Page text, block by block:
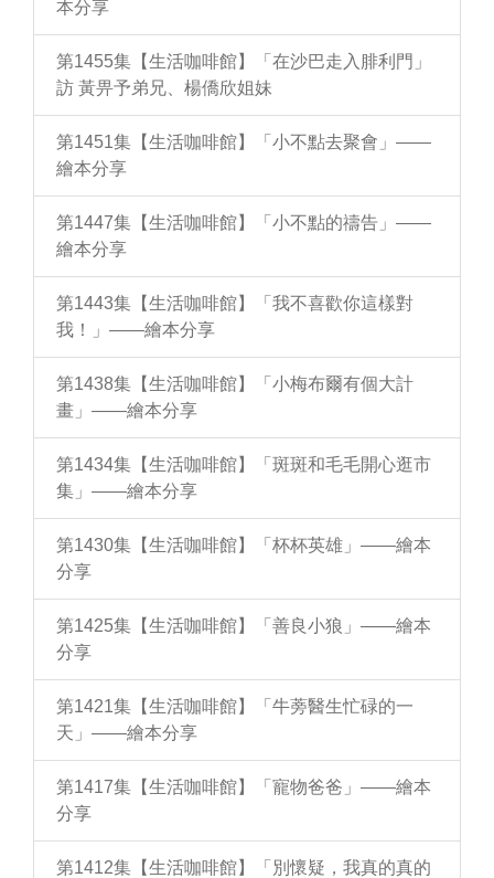
本分享
第1455集【生活咖啡館】「在沙巴走入腓利門」
訪 黃畀予弟兄、楊僑欣姐妹
第1451集【生活咖啡館】「小不點去聚會」——
繪本分享
第1447集【生活咖啡館】「小不點的禱告」——
繪本分享
第1443集【生活咖啡館】「我不喜歡你這樣對
我！」——繪本分享
第1438集【生活咖啡館】「小梅布爾有個大計
畫」——繪本分享
第1434集【生活咖啡館】「斑斑和毛毛開心逛市
集」——繪本分享
第1430集【生活咖啡館】「杯杯英雄」——繪本
分享
第1425集【生活咖啡館】「善良小狼」——繪本
分享
第1421集【生活咖啡館】「牛蒡醫生忙碌的一
天」——繪本分享
第1417集【生活咖啡館】「寵物爸爸」——繪本
分享
第1412集【生活咖啡館】「別懷疑，我真的真的